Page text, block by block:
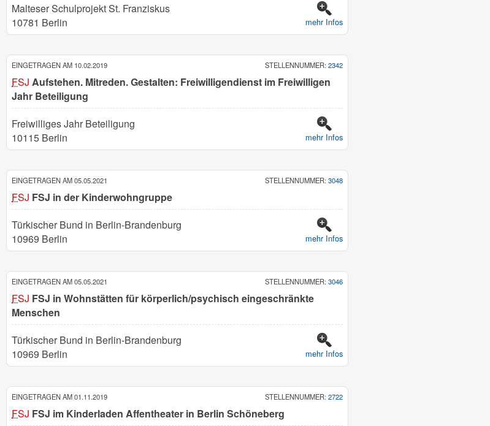
Malteser Schulprojekt St. Franziskus
10781 Berlin
mehr Infos
EINGETRAGEN AM 10.02.2019 STELLENNUMMER: 2342
FSJ Aufstehen. Mitreden. Gestalten: Freiwilligendienst im Freiwilligen
Jahr Beteiligung
Freiwilliges Jahr Beteiligung
10115 Berlin
mehr Infos
EINGETRAGEN AM 05.05.2021 STELLENNUMMER: 3048
FSJ FSJ in der Kinderwohngruppe
Türkischer Bund in Berlin-Brandenburg
10969 Berlin
mehr Infos
EINGETRAGEN AM 05.05.2021 STELLENNUMMER: 3046
FSJ FSJ in Wohnstätten für körperlich/psychisch eingeschränkte
Menschen
Türkischer Bund in Berlin-Brandenburg
10969 Berlin
mehr Infos
EINGETRAGEN AM 01.11.2019 STELLENNUMMER: 2722
FSJ FSJ im Kinderladen Affentheater in Berlin Schöneberg